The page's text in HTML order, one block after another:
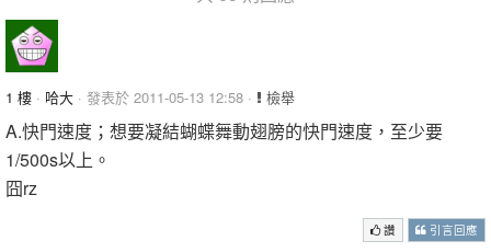
1 樓 · 哈大 · 發表於 2011-05-13 12:58 · 檢舉
A.快門速度；想要凝結蝴蝶舞動翅膀的快門速度，至少要
1/500s以上。
囧rz
讚 引言回應